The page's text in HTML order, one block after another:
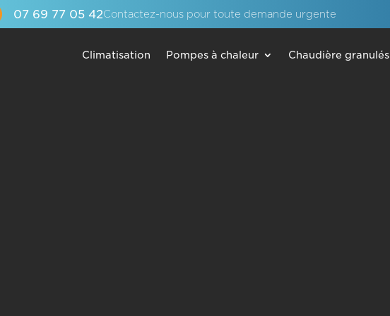
07 69 77 05 42Contactez-nous pour toute demande urgente
Climatisation Pompes à chaleur Chaudière granulés